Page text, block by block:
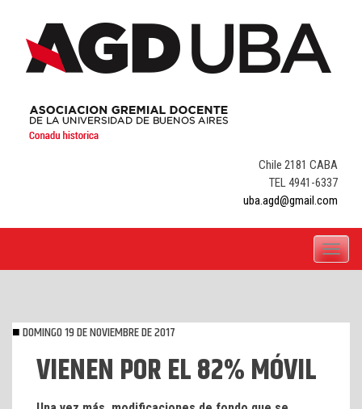
content
Chile 2181 CABA
TEL 4941-6337
uba.agd@gmail.com
Toggle
DOMINGO 19 DE NOVIEMBRE DE 2017
VIENEN POR EL 82% MÓVIL